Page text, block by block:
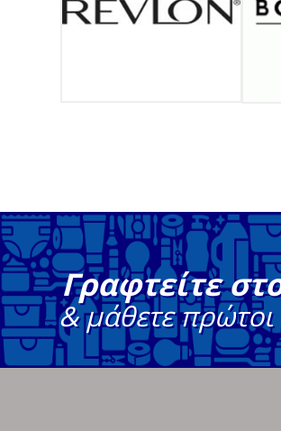
Γραφτείτε
& μάθετε